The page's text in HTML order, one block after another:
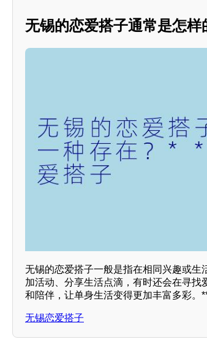
无锡的恋爱搭子通常是怎样
无锡的恋爱搭子一般是指在相同兴趣或
加活动、分享生活点滴，有时还会在寻
和陪伴，让单身生活变得更加丰富多彩。
无锡恋爱搭子